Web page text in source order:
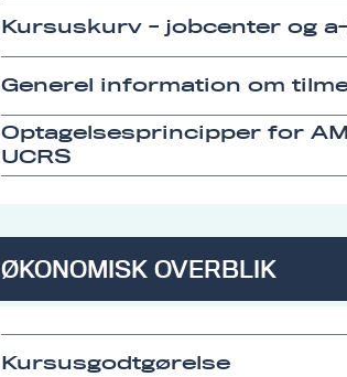
Kursuskurv - jobcenter og
Generel information om
Optagelsesprincipper for
UCRS
ØKONOMISK OVERBLIK
Kursusgodtgørelse